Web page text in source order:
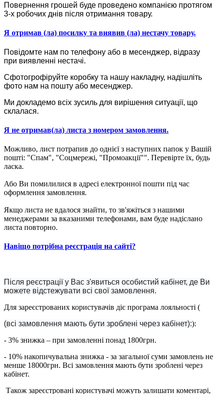
Повернення грошей буде проведено компанією протягом
3-х робочих днів після отримання товару.
Я отримав (ла) посилку та виявив (ла) нестачу товару.
Повідомте нам по телефону або в месенджер, відразу
при виявленні нестачі.
Сфотогрофіруйте коробку та нашу накладну, надішліть
фото нам на пошту або месенджер.
Ми докладемо всіх зусиль для вирішення ситуації, що
склалася.
Я не отримав(ла) листа з номером замовлення.
Можливо, лист потрапив до однієї з наступних папок у Вашій
пошті: "Спам", "Соцмережі, "Промоакції"". Перевірте їх, будь
ласка.
Або Ви помилилися в адресі електронної пошти під час
оформлення замовлення.
Якщо листа не вдалося знайти, то зв'яжіться з нашими
менеджерами за вказаними телефонами, вам буде надіслано
листа повторно.
Навіщо потрібна реєстрація на сайті?
Після реєстрації у Вас з'явиться особистий кабінет, де Ви
можете відстежувати всі свої замовлення.
Для зареєстрованих користувачів діє програма лояльності (
(всі замовлення мають бути зроблені через кабінет):):
- 3% знижка – при замовленні понад 1800грн.
- 10% накопичувальна знижка - за загальної суми замовлень не
менше 18000грн. Всі замовлення мають бути зроблені через
кабінет.
Також зареєстровані користувачі можуть залишати коментарі,